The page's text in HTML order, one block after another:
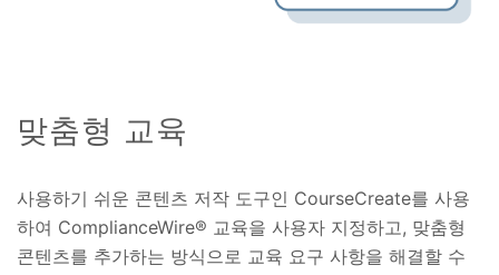
맞춤형 교육
사용하기 쉬운 콘텐츠 저작 도구인 CourseCreate를 사용
하여 ComplianceWire® 교육을 사용자 지정하고, 맞춤형
콘텐츠를 추가하는 방식으로 교육 요구 사항을 해결할 수